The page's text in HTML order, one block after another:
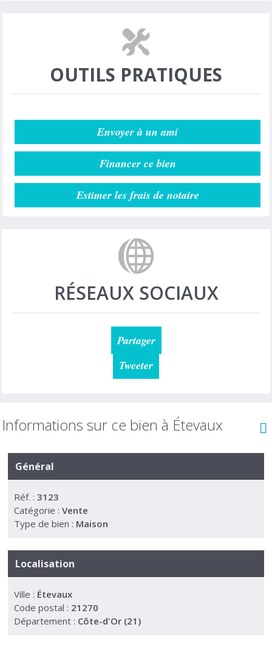
OUTILS PRATIQUES
Envoyer à un ami
Financer ce bien
Estimer les frais de notaire
RÉSEAUX SOCIAUX
Partager
Tweeter
Informations sur ce bien à Étevaux
Général
Réf. : 3123
Catégorie : Vente
Type de bien : Maison
Localisation
Ville : Étevaux
Code postal : 21270
Département : Côte-d'Or (21)